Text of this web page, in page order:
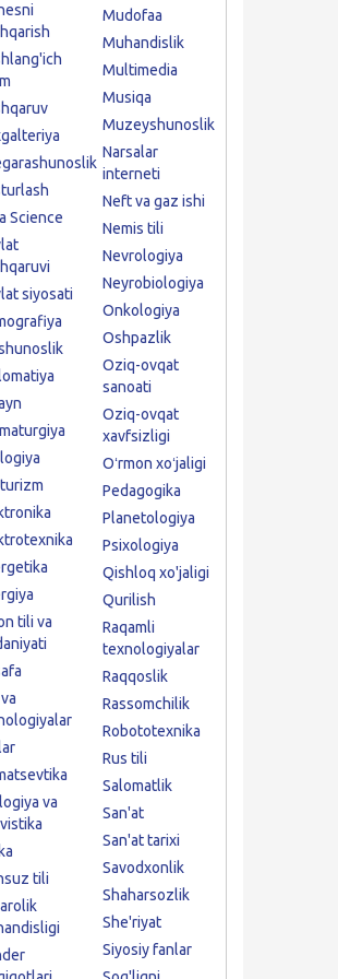
Science
siyosati
tili va
va
tili
Mudofaa
Muhandislik
Multimedia
Musiqa
Muzeyshunoslik
Narsalar
interneti
Neft va gaz ishi
Nemis tili
Nevrologiya
Neyrobiologiya
Onkologiya
Oshpazlik
Oziq-ovqat
sanoati
Oziq-ovqat
xavfsizligi
Oʻrmon xoʻjaligi
Pedagogika
Planetologiya
Psixologiya
Qishloq xo'jaligi
Qurilish
Raqamli
texnologiyalar
Raqqoslik
Rassomchilik
Robototexnika
Rus tili
Salomatlik
San'at
San'at tarixi
Savodxonlik
Shaharsozlik
She'riyat
Siyosiy fanlar